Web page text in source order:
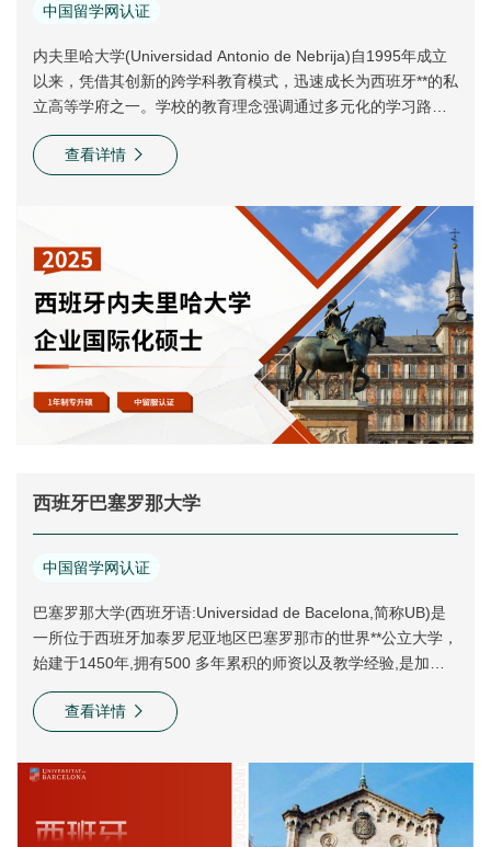
中国留学网认证
内夫里哈大学(Universidad Antonio de Nebrija)自1995年成立
以来，凭借其创新的跨学科教育模式，迅速成长为西班牙**的私
立高等学府之一。学校的教育理念强调通过多元化的学习路
径，如专业证书、语言课程、国际交流及毕业项目，帮助学生
全面塑造知识体系与能力，培养他们成为能够自主设计未来的
作为西班牙**的私立大学，内布里哈大学致力于提供全面的高质
量教育，不仅传授专业知识，更注重学生的个人素质和价值观
培养。学校的使命是通过技术培训、跨学科能力的锤炼和创新
精神的激发，帮助学生在未来的职业生涯中脱颖而出，成为具
备全球视野和社会责任感的领军人物。
校园位于马德里市中心的大学城和自然公园附近，周边交通便
利，环境优美。校区内设施齐全，包括图书馆、餐厅、电脑中
心以及多功能活动空间，提供一个优质的学术和生活环境。
查看详情
西班牙巴塞罗那大学
中国留学网认证
巴塞罗那大学(西班牙语:Universidad de Bacelona,简称UB)是
一所位于西班牙加泰罗尼亚地区巴塞罗那市的世界**公立大学，
始建于1450年,拥有500 多年累积的师资以及教学经验,是加泰
罗尼亚*古老、面积*大以及学生和教职人员*多的大学。
查看详情